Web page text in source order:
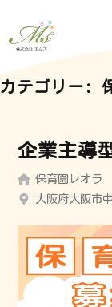
カテゴリー:
企業主導
保育園レオラ
大阪府大阪市